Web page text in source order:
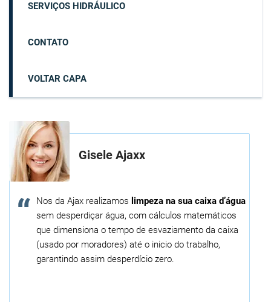
SERVIÇOS HIDRÁULICO
CONTATO
VOLTAR CAPA
Gisele Ajaxx
Nos da Ajax realizamos limpeza na sua caixa d’água
sem desperdiçar água, com cálculos matemáticos
que dimensiona o tempo de esvaziamento da caixa
(usado por moradores) até o inicio do trabalho,
garantindo assim desperdício zero.